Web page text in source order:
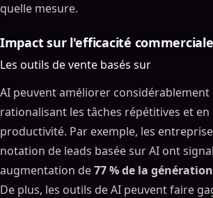
quelle mesure.
Impact sur l'efficacité commerciale
Les outils de vente basés sur
AI peuvent améliorer considérablement
rationalisant les tâches répétitives et
productivité. Par exemple, les
notation de leads basée sur AI ont
augmentation de77 % de la
De plus, les outils de AI peuvent faire